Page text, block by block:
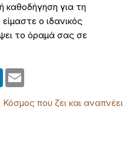
καθοδήγηση για τη
ο ιδανικός
το όραμά σας σε
LinkedIn
που ζει και αναπνέει